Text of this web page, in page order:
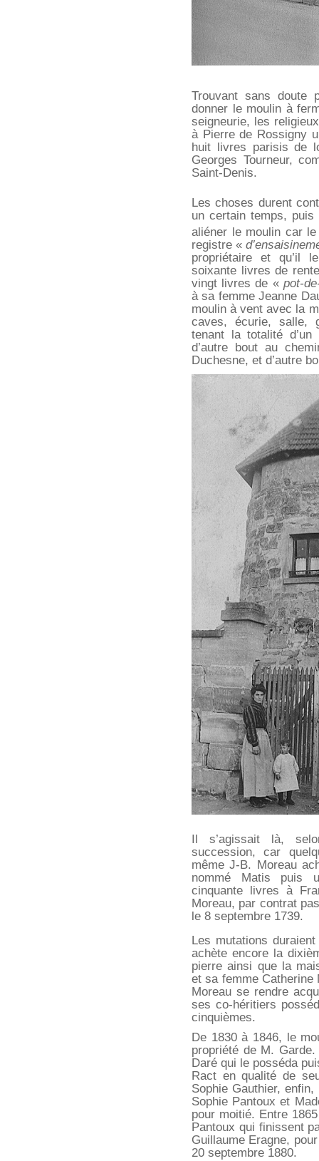
Trouvant sans doute
donner le moulin à
seigneurie, les
à Pierre de Rossigny
huit livres parisis de
Georges Tourneur,
Saint-Denis.
Les choses durent
un certain temps,
aliéner le moulin car
registre «
propriétaire et qu’il
soixante livres de
vingt livres de « pot-
à sa femme Jeanne
moulin à vent avec la
caves, écurie, salle,
tenant la totalité
d’autre bout au
Duchesne, et d’autre
Il s’agissait là,
succession, car
même J-B. Moreau
nommé Matis puis
cinquante livres à
Moreau, par contrat
le 8 septembre 1739.
Les mutations
achète encore la
pierre ainsi que la
et sa femme Catherine
Moreau se rendre
ses co-héritiers
cinquièmes.
De 1830 à 1846, le
propriété de M.
Daré qui le posséda
Ract en qualité de
Sophie Gauthier,
Sophie Pantoux et
pour moitié. Entre
Pantoux qui finissent
Guillaume Eragne,
20 septembre 1880.